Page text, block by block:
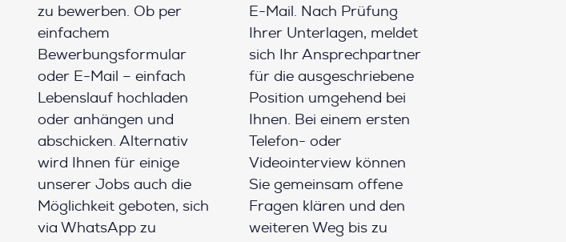
zu bewerben. Ob per
einfachem
Bewerbungsformular
oder E-Mail – einfach
Lebenslauf hochladen
oder anhängen und
abschicken. Alternativ
wird Ihnen für einige
unserer Jobs auch die
Möglichkeit geboten, sich
via WhatsApp zu
E-Mail. Nach Prüfung
Ihrer Unterlagen, meldet
sich Ihr Ansprechpartner
für die ausgeschriebene
Position umgehend bei
Ihnen. Bei einem ersten
Telefon- oder
Videointerview können
Sie gemeinsam offene
Fragen klären und den
weiteren Weg bis zu